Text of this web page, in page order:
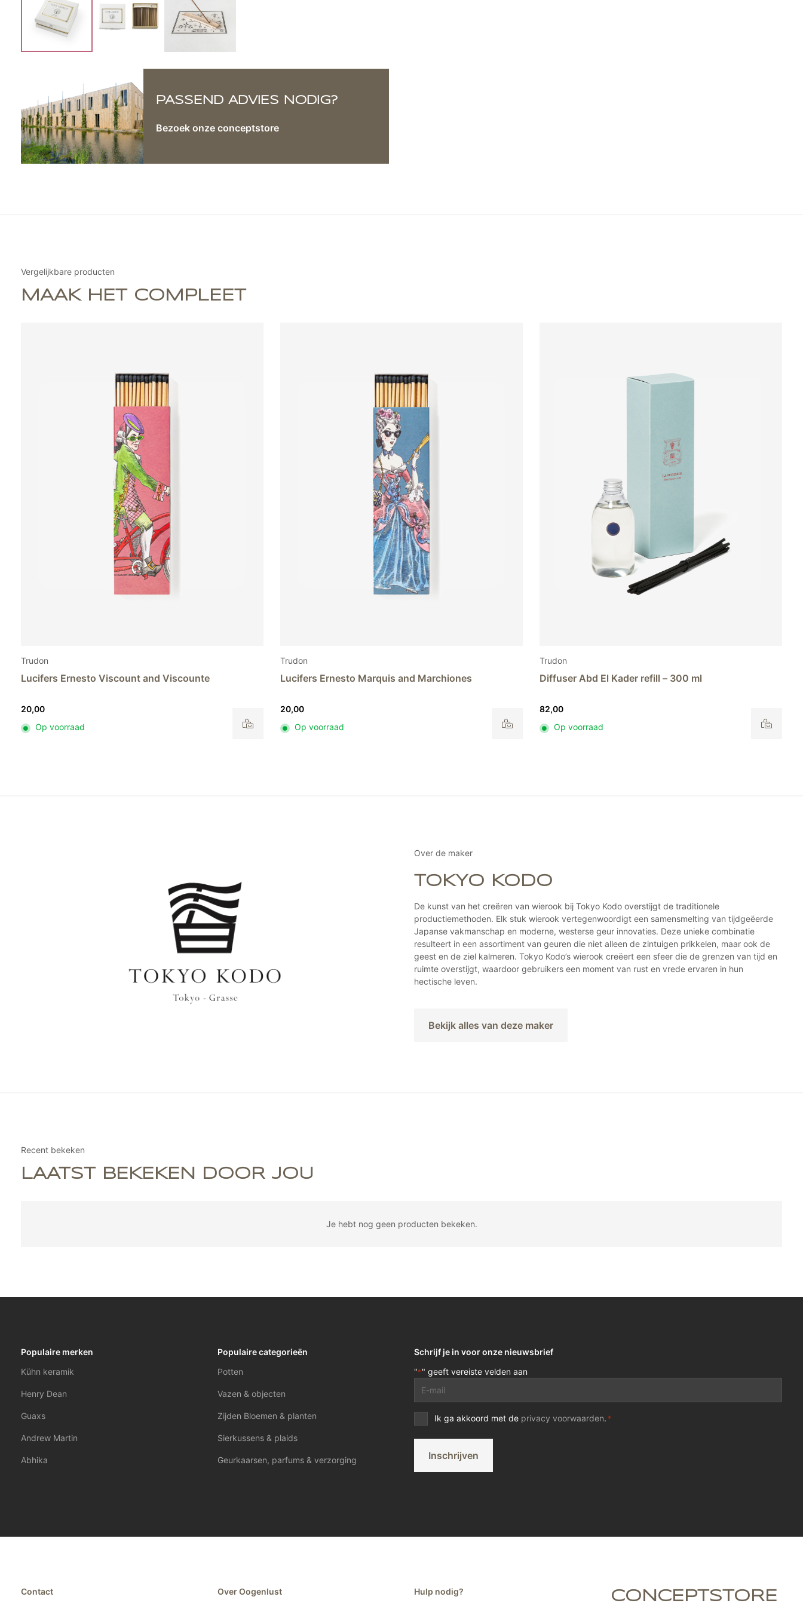
PASSEND ADVIES NODIG?
Bezoek onze conceptstore
Vergelijkbare producten
MAAK HET COMPLEET
Trudon
Lucifers Ernesto Marquis and Marchiones
20,00
Op voorraad
Trudon
Diffuser Abd El Kader refill – 300 ml
82,00
Op voorraad
Trudon
Diffuser Figuerie refill – 300 ml
82,00
Op voorraad
Over de maker
TOKYO KODO
De kunst van het creëren van wierook bij Tokyo Kodo overstijgt de traditionele
productiemethoden. Elk stuk wierook vertegenwoordigt een samensmelting van tijdgeëerde
Japanse vakmanschap en moderne, westerse geur innovaties. Deze unieke combinatie
resulteert in een assortiment van geuren die niet alleen de zintuigen prikkelen, maar ook de
geest en de ziel kalmeren. Tokyo Kodo’s wierook creëert een sfeer die de grenzen van tijd en
ruimte overstijgt, waardoor gebruikers een moment van rust en vrede ervaren in hun
hectische leven.
Bekijk alles van deze maker
Recent bekeken
LAATST BEKEKEN DOOR JOU
Je hebt nog geen producten bekeken.
Populaire merken
Kühn keramik
Henry Dean
Guaxs
Andrew Martin
Abhika
Populaire categorieën
Potten
Vazen & objecten
Zijden Bloemen & planten
Sierkussens & plaids
Geurkaarsen, parfums & verzorging
Schrijf je in voor onze nieuwsbrief
"*" geeft vereiste velden aan
E-
*PrivacyIk ga akkoord met de privacy voorwaarden. *
Inschrijven
Contact
Over Oogenlust
Hulp nodig?
CONCEPTSTORE